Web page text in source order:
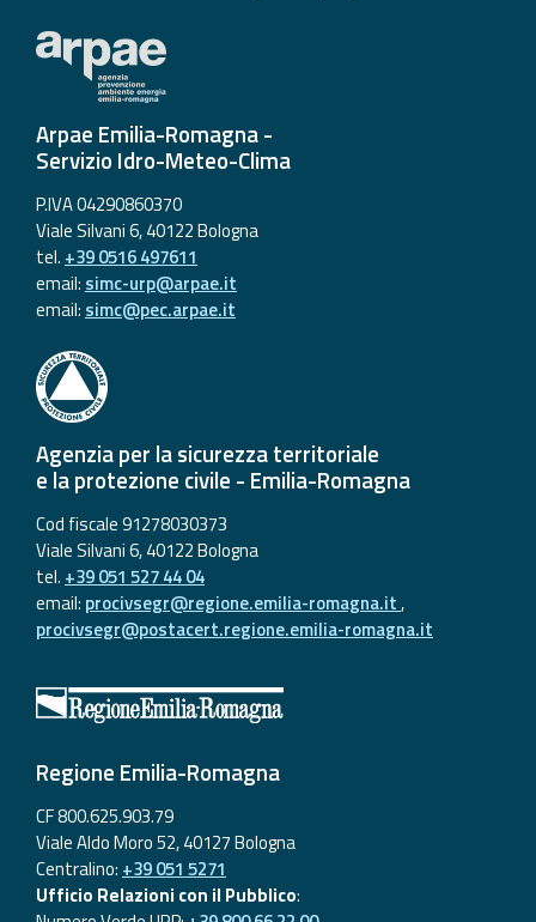
Arpae Emilia-Romagna -
Servizio Idro-Meteo-Clima
P.IVA 04290860370
Viale Silvani 6, 40122 Bologna
tel. +39 0516 497611
email: simc-urp@arpae.it
email: simc@pec.arpae.it
Agenzia per la sicurezza territoriale
e la protezione civile - Emilia-Romagna
Cod fiscale 91278030373
Viale Silvani 6, 40122 Bologna
tel. +39 051 527 44 04
email: procivsegr@regione.emilia-romagna.it,
procivsegr@postacert.regione.emilia-romagna.it
Regione Emilia-Romagna
CF 800.625.903.79
Viale Aldo Moro 52, 40127 Bologna
Centralino: +39 051 5271
Ufficio Relazioni con il Pubblico: